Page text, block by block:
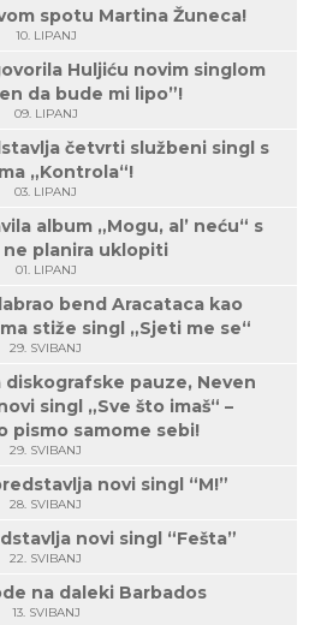
spotu Martina Žuneca!
10. LIPANJ
Huljiću novim singlom
da bude mi lipo”!
09. LIPANJ
četvrti službeni singl s
„Kontrola“!
03. LIPANJ
album „Mogu, al’ neću“ s
ne planira uklopiti
01. LIPANJ
bend Aracataca kao
stiže singl „Sjeti me se“
29. SVIBANJ
pauze, Neven
singl „Sve što imaš“ –
pismo samome sebi!
29. SVIBANJ
novi singl “M!”
28. SVIBANJ
novi singl “Fešta”
22. SVIBANJ
na daleki Barbados
13. SVIBANJ